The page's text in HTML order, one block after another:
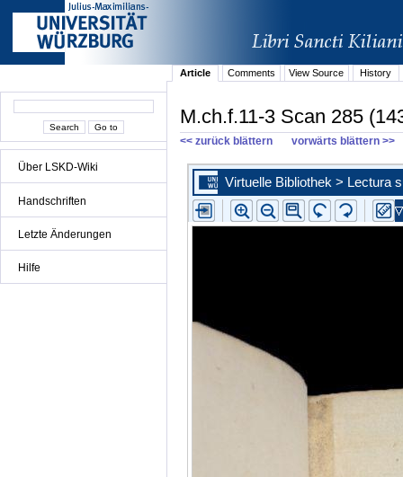
Über LSKD-Wiki
Handschriften
Letzte Änderungen
Hilfe
Article Comments View Source History
M.ch.f.11-3 Scan 285
<< zurück blättern vorwärts blättern >>